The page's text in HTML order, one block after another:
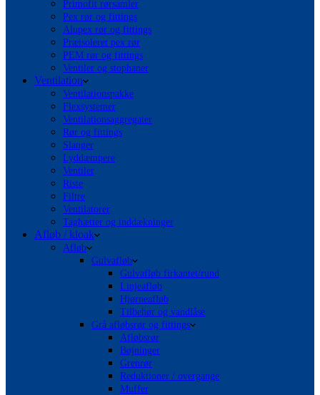
Primofit rørsamler
Pex rør og fittings
Alupex rør og fittings
Præisoleret pex rør
PEM rør og fittings
Ventiler og stophaner
Ventilation
Ventilationspakke
Flexsystemer
Ventilationsaggregater
Rør og fittings
Slanger
Lyddæmpere
Ventiler
Riste
Filtre
Ventilatorer
Taghætter og inddækninger
Afløb / kloak
Afløb
Gulvafløb
Gulvafløb firkantet/rund
Linjeafløb
Hjørneafløb
Tilbehør og vandlåse
Grå afløbsrør og fittings
Afløbsrør
Bøjninger
Grenrør
Reduktioner / overgange
Muffer